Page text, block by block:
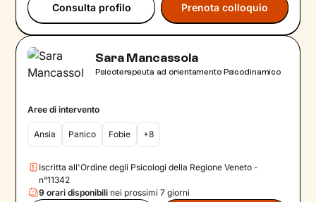
Consulta profilo Prenota colloquio
Sara Mancassola
Psicoterapeuta ad orientamento Psicodinamico
Aree di intervento
Ansia Panico Fobie +8
Iscritta all'Ordine degli Psicologi della Regione Veneto -
n°11342
9 orari disponibili nei prossimi 7 giorni